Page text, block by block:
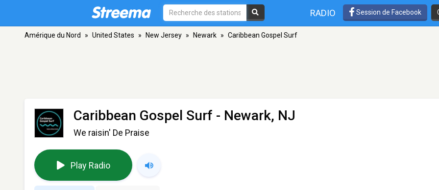
RADIO Session de Facebook
Amérique du Nord » United States » New Jersey » Newark » Caribbean Gospel Surf
Caribbean Gospel Surf - Newark, NJ
We raisin' De Praise
Play Radio